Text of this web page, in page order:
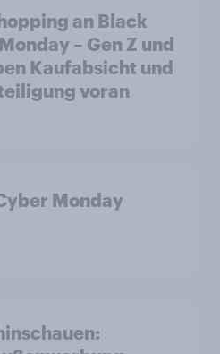
an Black
– Gen Z und
Kaufabsicht und
voran
Monday